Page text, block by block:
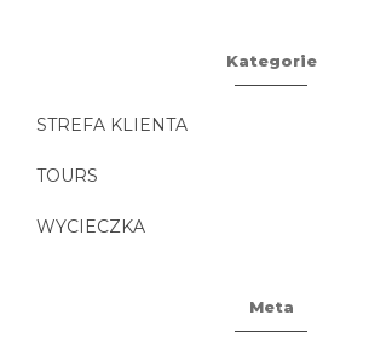
Kategorie
STREFA KLIENTA
TOURS
WYCIECZKA
Meta